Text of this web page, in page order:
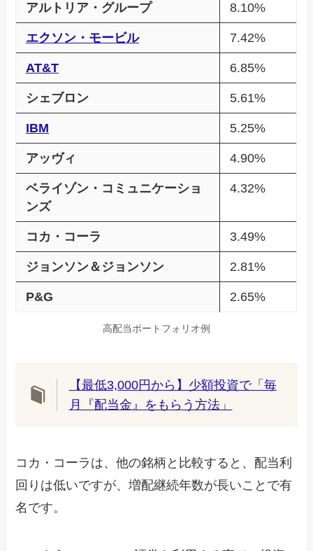
アルトリア・グループ 8.10%
エクソン・モービル 7.42%
AT&T 6.85%
シェブロン 5.61%
IBM 5.25%
アッヴィ 4.90%
ベライゾン・コミュニケーショ
ンズ
4.32%
コカ・コーラ 3.49%
ジョンソン＆ジョンソン 2.81%
P&G 2.65%
高配当ポートフォリオ例
【最低3,000円から】少額投資で「毎
月『配当金』をもらう方法」
コカ・コーラは、他の銘柄と比較すると、配当利
回りは低いですが、増配継続年数が長いことで有
名です。